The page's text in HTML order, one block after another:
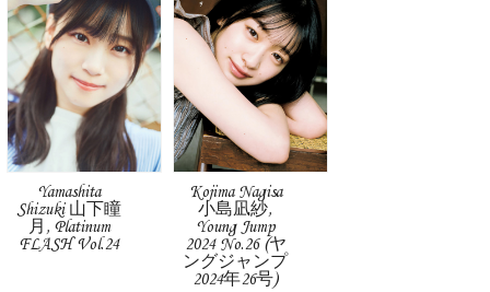
Yamashita
Shizuki 山下瞳
月, Platinum
FLASH Vol.24
Kojima Nagisa
小島凪紗,
Young Jump
2024 No.26 (ヤ
ングジャンプ
2024年26号)